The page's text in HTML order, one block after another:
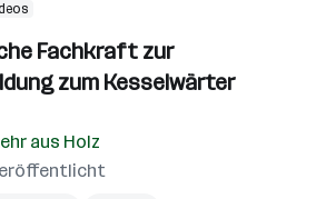
Fachkraft zur
zum Kesselwärter
aus Holz